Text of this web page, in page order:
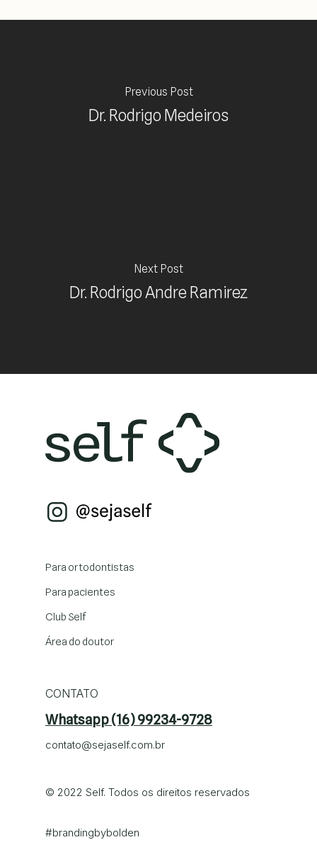
Previous Post
Dr. Rodrigo Medeiros
Next Post
Dr. Rodrigo Andre Ramirez
Para ortodontistas
Para pacientes
Club Self
Área do doutor
CONTATO
Whatsapp (16) 99234-9728
contato@sejaself.com.br
© 2022 Self. Todos os direitos reservados
#brandingbybolden